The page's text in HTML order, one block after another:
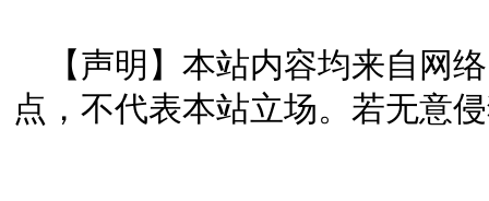
【声明】本站内容均来自网
点，不代表本站立场。若无意